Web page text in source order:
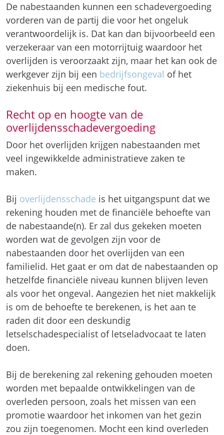
De nabestaanden kunnen een schadevergoeding
vorderen van de partij die voor het ongeluk
verantwoordelijk is. Dat kan dan bijvoorbeeld een
verzekeraar van een motorrijtuig waardoor het
overlijden is veroorzaakt zijn, maar het kan ook de
werkgever zijn bij een bedrijfsongeval of het
ziekenhuis bij een medische fout.
Recht op en hoogte van de
overlijdensschadevergoeding
Door het overlijden krijgen nabestaanden met
veel ingewikkelde administratieve zaken te
maken.
Bij overlijdensschade is het uitgangspunt dat we
rekening houden met de financiële behoefte van
de nabestaande(n). Er zal dus gekeken moeten
worden wat de gevolgen zijn voor de
nabestaanden door het overlijden van een
familielid. Het gaat er om dat de nabestaanden op
hetzelfde financiële niveau kunnen blijven leven
als voor het ongeval. Aangezien het niet makkelijk
is om de behoefte te berekenen, is het aan te
raden dit door een deskundig
letselschadespecialist of letseladvocaat te laten
doen.
Bij de berekening zal rekening gehouden moeten
worden met bepaalde ontwikkelingen van de
overleden persoon, zoals het missen van een
promotie waardoor het inkomen van het gezin
zou zijn toegenomen. Mocht een kind overleden